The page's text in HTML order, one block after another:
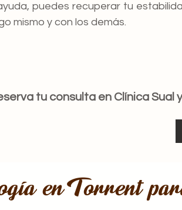
puedes recuperar tu
mismo y con los demás.
tu consulta en Clínica
en Torrent